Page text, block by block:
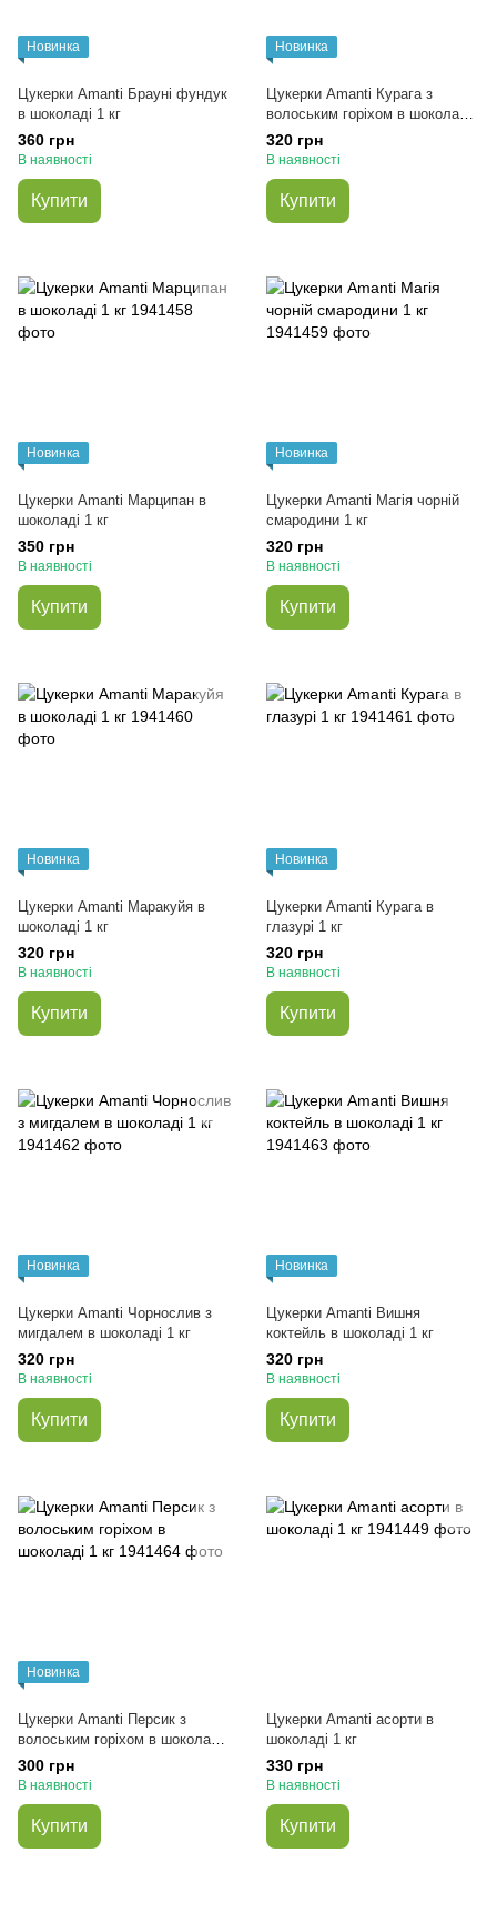
Новинка
Цукерки Amanti Брауні фундук
в шоколаді 1 кг
360 грн
В наявності
Купити
Новинка
Цукерки Amanti Курага з
волоським горіхом в шоколаді
1 кг
320 грн
В наявності
Купити
Новинка
Цукерки Amanti Марципан в
шоколаді 1 кг
350 грн
В наявності
Купити
Новинка
Цукерки Amanti Магія чорній
смародини 1 кг
320 грн
В наявності
Купити
Новинка
Цукерки Amanti Маракуйя в
шоколаді 1 кг
320 грн
В наявності
Купити
Новинка
Цукерки Amanti Курага в
глазурі 1 кг
320 грн
В наявності
Купити
Новинка
Цукерки Amanti Чорнослив з
мигдалем в шоколаді 1 кг
320 грн
В наявності
Купити
Новинка
Цукерки Amanti Вишня
коктейль в шоколаді 1 кг
320 грн
В наявності
Купити
Новинка
Цукерки Amanti Персик з
волоським горіхом в шоколаді
1 кг
300 грн
В наявності
Купити
Цукерки Amanti асорти в
шоколаді 1 кг
330 грн
В наявності
Купити